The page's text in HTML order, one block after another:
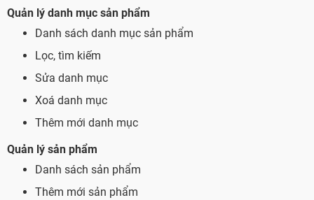
Quản lý danh mục sản phẩm
Danh sách danh mục sản phẩm
Lọc, tìm kiếm
Sửa danh mục
Xoá danh mục
Thêm mới danh mục
Quản lý sản phẩm
Danh sách sản phẩm
Thêm mới sản phẩm